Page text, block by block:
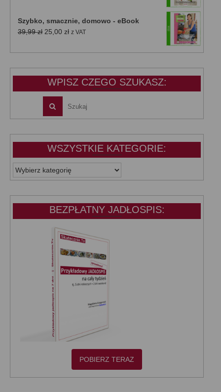
39,99 zł.25,00 zł.
Szybko, smacznie, domowo - eBook
39,99zł Pierwotna
wynosiła:
25,00 złAktualna
wynosi:
z VAT
WPISZ CZEGO SZUKASZ:
WSZYSTKIE KATEGORIE:
WSZYSTKIE
KATEGORIE:
BEZPŁATNY JADŁOSPIS:
POBIERZ TERAZ